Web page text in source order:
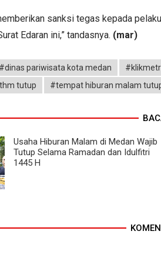
sanksi tegas kepada
Edaran ini,” tandasnya. (mar)
#dinas pariwisata kota medan
tutup
#tempat hiburan malam
Usaha Hiburan Malam di Medan Wajib
Tutup Selama Ramadan dan Idulfitri
1445 H